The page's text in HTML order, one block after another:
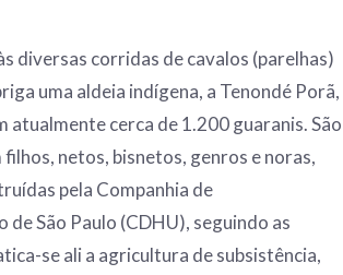
diversas corridas de cavalos (parelhas)
uma aldeia indígena, a Tenondé Porã,
atualmente cerca de 1.200 guaranis. São
netos, bisnetos, genros e noras,
pela Companhia de
São Paulo (CDHU), seguindo as
se ali a agricultura de subsistência,